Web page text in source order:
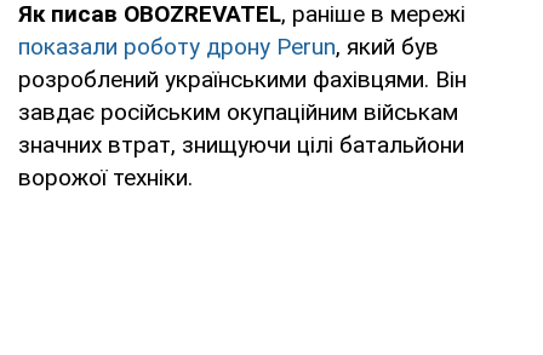
Як писав OBOZREVATEL, раніше в мережі
показали роботу дрону Perun, який був
розроблений українськими фахівцями. Він
завдає російським окупаційним військам
значних втрат, знищуючи цілі батальйони
ворожої техніки.